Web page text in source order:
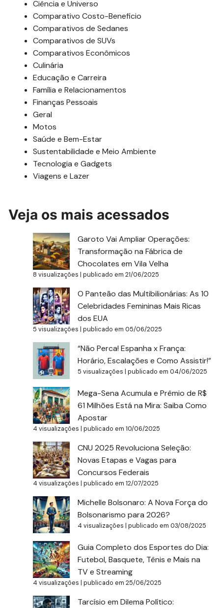
Ciência e Universo
Comparativo Costo-Beneficio
Comparativos de Sedanes
Comparativos de SUVs
Comparativos Econômicos
Culinária
Educação e Carreira
Família e Relacionamentos
Finanças Pessoais
Geral
Motos
Saúde e Bem-Estar
Sustentabilidade e Meio Ambiente
Tecnologia e Gadgets
Viagens e Lazer
Veja os mais acessados
Garoto Vai Ampliar Operações:
Transformação na Fábrica de
Chocolates em Vila Velha
8 visualizações |publicado em 21/06/2025
O Panteão das Multibilionárias: As 10
Celebridades Femininas Mais Ricas
dos EUA
5 visualizações |publicado em 05/06/2025
“Não Perca! Espanha x França:
Horário, Escalações e Como Assistir!”
5 visualizações |publicado em 04/06/2025
Mega-Sena Acumula e Prêmio de R$
61 Milhões Está na Mira: Saiba Como
Apostar
4 visualizações |publicado em 10/06/2025
CNU 2025 Revoluciona Seleção:
Novas Etapas e Vagas para
Concursos Federais
4 visualizações |publicado em 12/07/2025
Michelle Bolsonaro: A Nova Força do
Bolsonarismo para 2026?
4 visualizações |publicado em 03/08/2025
Guia Completo dos Esportes do Dia:
Futebol, Basquete, Tênis e Mais na
TV e Streaming
4 visualizações |publicado em 25/06/2025
Tarcísio em Dilema Político: